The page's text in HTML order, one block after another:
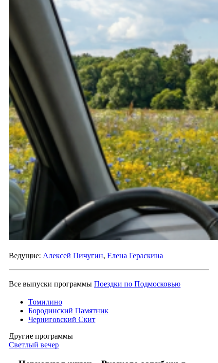
Ведущие: Алексей Пичугин, Елена Гераскина
Все выпуски программы Поездки по Подмосковью
Томилино
Бородинский Памятник
Черниговский Скит
Другие программы
Светлый вечер